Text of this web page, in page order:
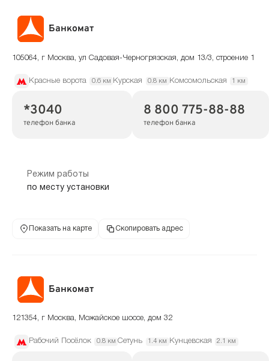
Банкомат
105064, г Москва, ул Садовая-Черногрязская, дом 13/3, строение 1
Красные ворота 0.6 км Курская 0.8 км Комсомольская 1 км
*3040
телефон банка
8 800 775-88-88
телефон банка
Режим работы
по месту установки
Показать на карте Скопировать адрес
Банкомат
121354, г Москва, Можайское шоссе, дом 32
Рабочий Посёлок 0.8 км Сетунь 1.4 км Кунцевская 2.1 км